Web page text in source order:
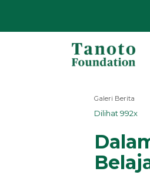
Tanoto
Galeri Berita
Dilihat 992x